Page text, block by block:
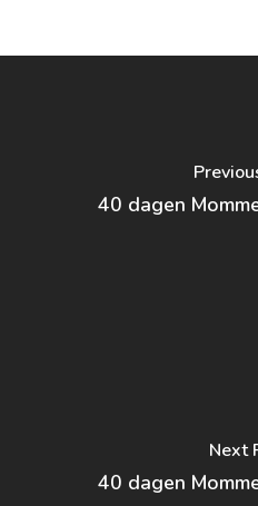
40 dagen
Next
40 dagen